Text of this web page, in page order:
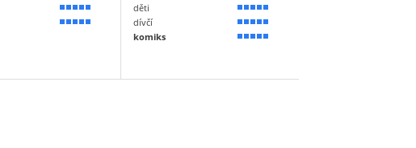
100 %
90 %
děti
100 %
dívčí
100 %
komiks
90 %